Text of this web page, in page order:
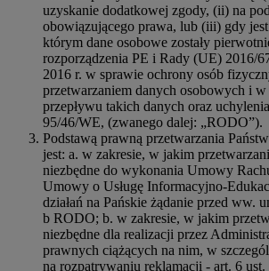
uzyskanie dodatkowej zgody, (ii) na
obowiązującego prawa, lub (iii) gdy
którym dane osobowe zostały
rozporządzenia PE i Rady (UE) 2016/
2016 r. w sprawie ochrony osób
przetwarzaniem danych osobowych i
przepływu takich danych oraz
95/46/WE, (zwanego dalej: „RODO”).
Podstawą prawną przetwarzania
jest: a. w zakresie, w jakim
niezbędne do wykonania Umowy
Umowy o Usługę Informacyjno-
działań na Pańskie żądanie przed ww.
b RODO; b. w zakresie, w jakim
niezbędne dla realizacji przez
prawnych ciążących na nim, w
na rozpatrywaniu reklamacji - art. 6